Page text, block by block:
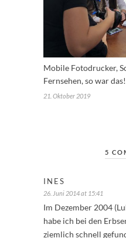
Mobile Fotodrucker,
Fernsehen, so war das!
21. Oktober 2019
5
INES
26. Juni 2014 at 15:41
Im Dezember 2004
habe ich bei den
ziemlich schnell